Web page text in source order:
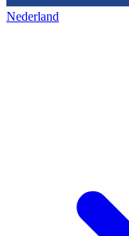
Nederland